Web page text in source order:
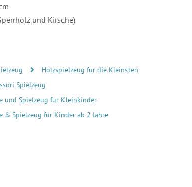
und Kirsche)
Holzspielzeug für die Kleinsten
Spielzeug
und Spielzeug für Kleinkinder
& Spielzeug für Kinder ab 2 Jahre